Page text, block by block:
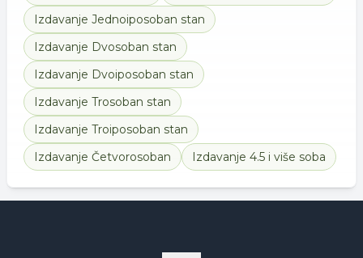
Izdavanje Jednoiposoban stan
Izdavanje Dvosoban stan
Izdavanje Dvoiposoban stan
Izdavanje Trosoban stan
Izdavanje Troiposoban stan
Izdavanje Četvorosoban Izdavanje 4.5 i više soba